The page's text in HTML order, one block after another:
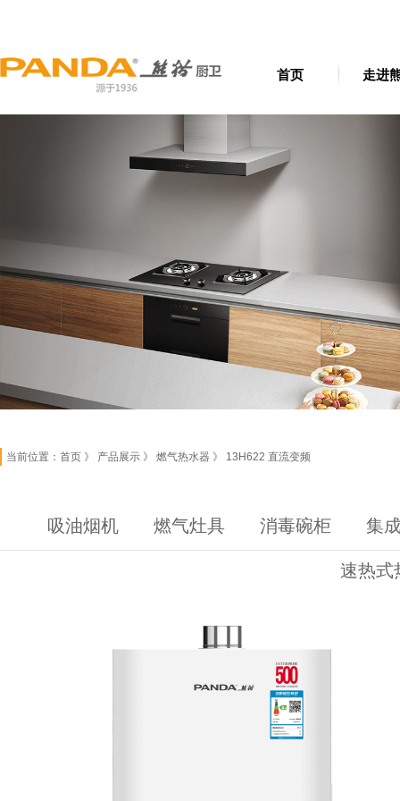
首页 走进
当前位置： 首页 》 产品展示 》 燃气热水器 》 13H622 直流变频
吸油烟机 燃气灶具 消毒碗柜 集
速热式